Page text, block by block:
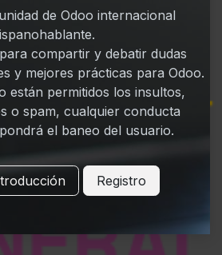
de Odoo internacional
compartir y debatir dudas
y mejores prácticas para Odoo.
están permitidos los insultos,
o spam, cualquier conducta
el baneo del usuario.
Registro